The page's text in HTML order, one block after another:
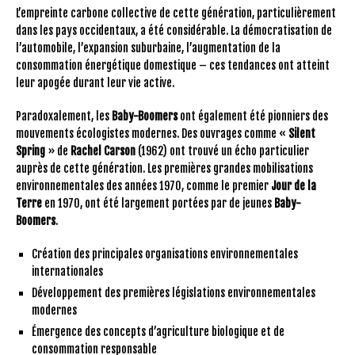
L’empreinte carbone collective de cette génération, particulièrement
dans les pays occidentaux, a été considérable. La démocratisation de
l’automobile, l’expansion suburbaine, l’augmentation de la
consommation énergétique domestique – ces tendances ont atteint
leur apogée durant leur vie active.
Paradoxalement, les Baby-Boomersont également été pionniers des
mouvements écologistes modernes. Des ouvrages comme « Silent
Spring » de Rachel Carson (1962) ont trouvé un écho particulier
auprès de cette génération. Les premières grandes mobilisations
environnementales des années 1970, comme le premier Jour de la
Terre en 1970, ont été largement portées par de jeunes Baby-
Boomers.
Création des principales organisations environnementales
internationales
Développement des premières législations environnementales
modernes
Émergence des concepts d’agriculture biologique et de
consommation responsable